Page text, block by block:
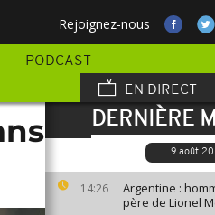
Rejoignez-nous
PODCAST
EN DIRECT
DERNIÈRE
9 août
14:26
Argentine :
père de Lionel